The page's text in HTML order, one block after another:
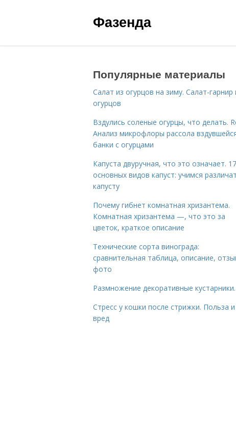
Фазенда
Популярные материалы
Салат из огурцов на зиму. Салат-гарнир
огурцов
Вздулись соленые огурцы, что делать.
Анализ микрофлоры рассола
банки с огурцами
Капуста двуручная, что это означает. 17
основных видов капуст: учимся
капусту
Почему гибнет комнатная хризантема.
Комнатная хризантема —, что это за
цветок, краткое описание
Технические сорта винограда:
сравнительная таблица, описание,
фото
Размножение декоративные кустарники.
Стресс у кошки после стрижки. Польза и
вред